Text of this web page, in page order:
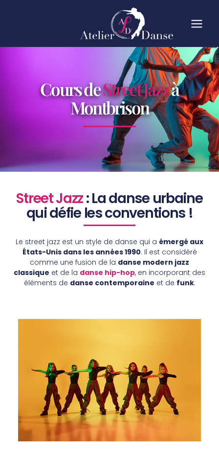
Cours deStreet Jazzà
Montbrison
Street Jazz: La danse urbaine
qui défie les conventions !
Le street jazz est un style de danse qui a émergé aux
États-Unis dans les années 1990. Il est considéré
comme une fusion de la danse modern jazz
classique et de la danse hip-hop, en incorporant des
éléments de danse contemporaine et de funk.